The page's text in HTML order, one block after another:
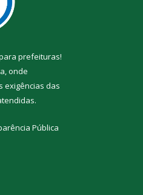
prefeituras!
onde
exigências das
Pública